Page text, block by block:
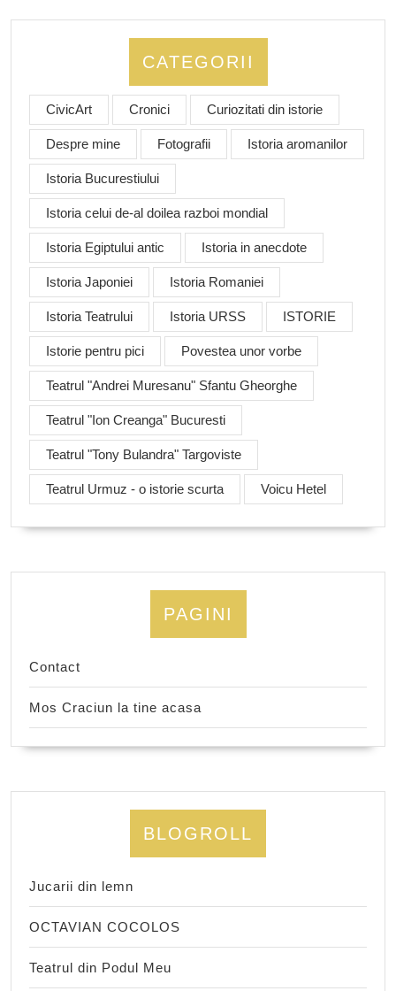
CATEGORII
CivicArt Cronici Curiozitati din istorie
Despre mine Fotografii Istoria aromanilor
Istoria Bucurestiului
Istoria celui de-al doilea razboi mondial
Istoria Egiptului antic Istoria in anecdote
Istoria Japoniei Istoria Romaniei
Istoria Teatrului Istoria URSS ISTORIE
Istorie pentru pici Povestea unor vorbe
Teatrul "Andrei Muresanu" Sfantu Gheorghe
Teatrul "Ion Creanga" Bucuresti
Teatrul "Tony Bulandra" Targoviste
Teatrul Urmuz - o istorie scurta Voicu Hetel
PAGINI
Contact
Mos Craciun la tine acasa
BLOGROLL
Jucarii din lemn
OCTAVIAN COCOLOS
Teatrul din Podul Meu